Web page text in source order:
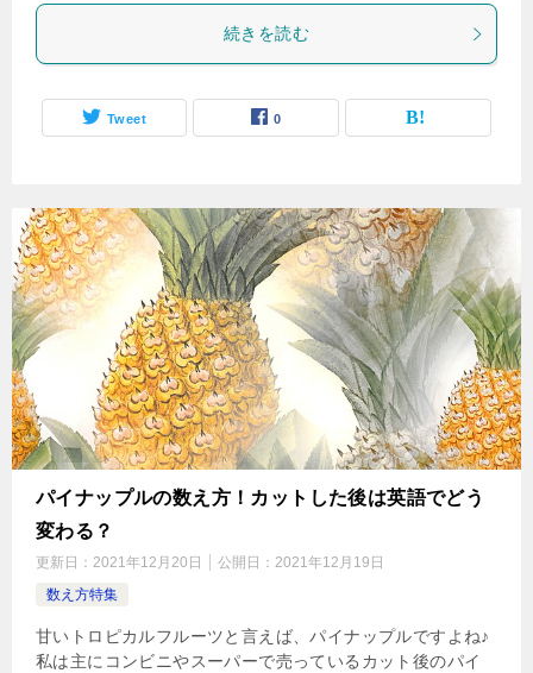
続きを読む
Tweet 0
パイナップルの数え方！カットした後は英語でどう
変わる？
更新日： 2021年12月20日 公開日： 2021年12月19日
数え方特集
甘いトロピカルフルーツと言えば、パイナップルですよね♪
私は主にコンビニやスーパーで売っているカット後のパイ